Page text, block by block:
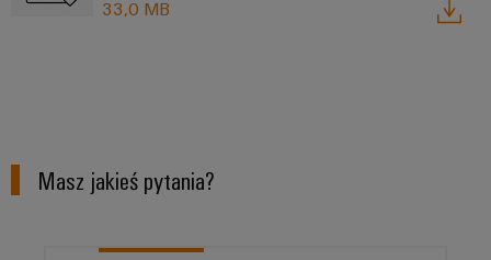
33,0 MB
Masz jakieś pytania?